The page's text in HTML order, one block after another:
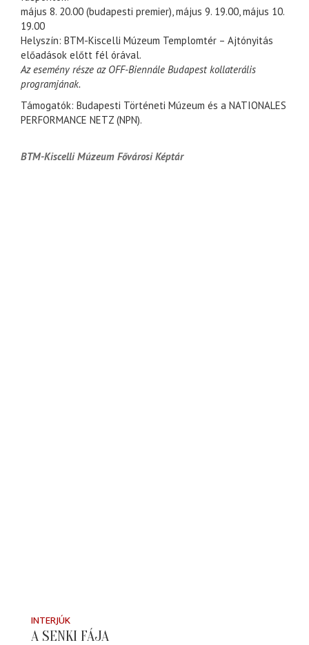
május 8. 20.00 (budapesti premier), május 9. 19.00, május 10.
19.00
Helyszín: BTM-Kiscelli Múzeum Templomtér – Ajtónyitás
előadások előtt fél órával.
Az esemény része az OFF-Biennále Budapest kollaterális
programjának.
Támogatók: Budapesti Történeti Múzeum és a NATIONALES
PERFORMANCE NETZ (NPN).
BTM-Kiscelli Múzeum Fővárosi Képtár
INTERJÚK
A SENKI FÁJA